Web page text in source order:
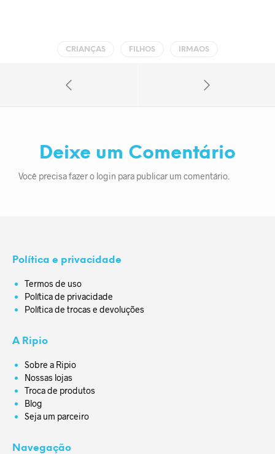
CRIANÇAS FILHOS IRMAOS
Deixe um Comentário
Você precisa fazer o login para publicar um comentário.
Política e privacidade
Termos de uso
Política de privacidade
Política de trocas e devoluções
A Ripio
Sobre a Ripio
Nossas lojas
Troca de produtos
Blog
Seja um parceiro
Navegação